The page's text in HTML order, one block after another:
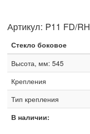
Артикул: P11 FD/RH
Стекло боковое
Высота, мм: 545
Крепления
Тип крепления
В наличии: